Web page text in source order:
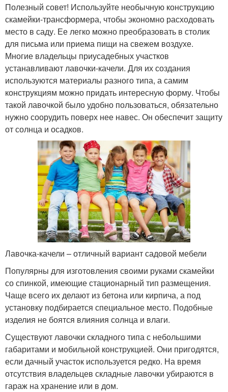
Полезный совет! Используйте необычную конструкцию
скамейки-трансформера, чтобы экономно расходовать
место в саду. Ее легко можно преобразовать в столик
для письма или приема пищи на свежем воздухе.
Многие владельцы приусадебных участков
устанавливают лавочки-качели. Для их создания
используются материалы разного типа, а самим
конструкциям можно придать интересную форму. Чтобы
такой лавочкой было удобно пользоваться, обязательно
нужно соорудить поверх нее навес. Он обеспечит защиту
от солнца и осадков.
Лавочка-качели – отличный вариант садовой мебели
Популярны для изготовления своими руками скамейки
со спинкой, имеющие стационарный тип размещения.
Чаще всего их делают из бетона или кирпича, а под
установку подбирается специальное место. Подобные
изделия не боятся влияния солнца и влаги.
Существуют лавочки складного типа с небольшими
габаритами и мобильной конструкцией. Они пригодятся,
если дачный участок используется редко. На время
отсутствия владельцев складные лавочки убираются в
гараж на хранение или в дом.